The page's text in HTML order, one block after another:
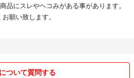
品にスレやヘコみがある事があります。
願い致します。
ついて質問する